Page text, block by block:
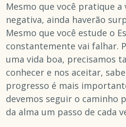
Mesmo que você pratique a
negativa, ainda haverão
Mesmo que você estude o
constantemente vai falhar.
uma vida boa, precisamos
conhecer e nos aceitar,
progresso é mais
devemos seguir o caminho
da alma um passo de cada